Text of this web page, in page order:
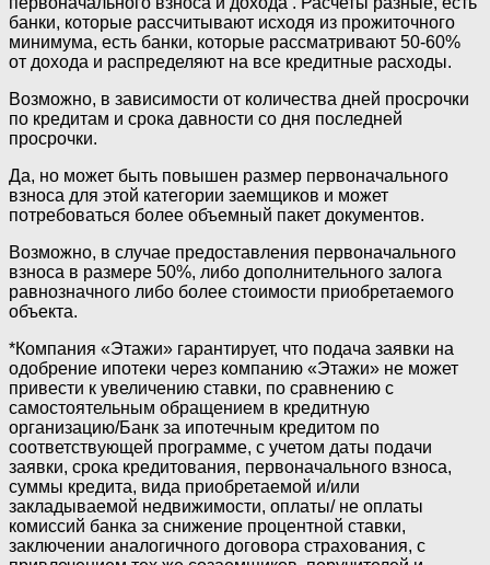
банки, которые рассчитывают исходя из прожиточного
минимума, есть банки, которые рассматривают 50-60%
от дохода и распределяют на все кредитные расходы.
Возможно, в зависимости от количества дней просрочки
по кредитам и срока давности со дня последней
просрочки.
Да, но может быть повышен размер первоначального
взноса для этой категории заемщиков и может
потребоваться более объемный пакет документов.
Возможно, в случае предоставления первоначального
взноса в размере 50%, либо дополнительного залога
равнозначного либо более стоимости приобретаемого
объекта.
*Компания «Этажи» гарантирует, что подача заявки на
одобрение ипотеки через компанию «Этажи» не может
привести к увеличению ставки, по сравнению с
самостоятельным обращением в кредитную
организацию/Банк за ипотечным кредитом по
соответствующей программе, с учетом даты подачи
заявки, срока кредитования, первоначального взноса,
суммы кредита, вида приобретаемой и/или
закладываемой недвижимости, оплаты/ не оплаты
комиссий банка за снижение процентной ставки,
заключении аналогичного договора страхования, с